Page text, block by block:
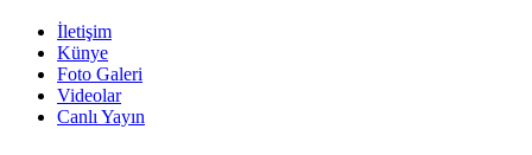
İletişim
Künye
Foto Galeri
Videolar
Canlı Yayın